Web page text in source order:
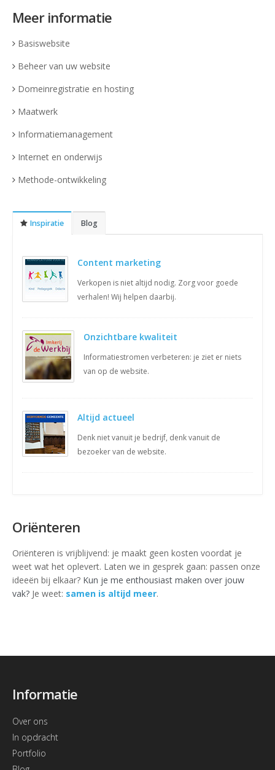
Meer informatie
Basiswebsite
Beheer van uw website
Domeinregistratie en hosting
Maatwerk
Informatiemanagement
Internet en onderwijs
Methode-ontwikkeling
Inspiratie Blog
Content marketing
Verkopen is niet altijd nodig. Zorg voor goede
verhalen! Wij helpen daarbij.
Onzichtbare kwaliteit
Informatiestromen verbeteren: je ziet er niets
van op de website.
Altijd actueel
Denk niet vanuit je bedrijf, denk vanuit de
bezoeker van de website.
Oriënteren
Oriënteren is vrijblijvend: je maakt geen kosten voordat je
weet wat het oplevert. Laten we in gesprek gaan: passen onze
ideeën bij elkaar? Kun je me enthousiast maken over jouw
vak? Je weet: samen is altijd meer.
Informatie
Over ons
In opdracht
Portfolio